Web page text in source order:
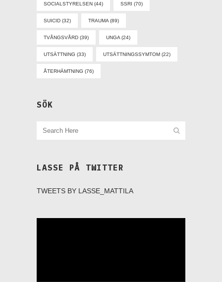
SOCIALSTYRELSEN (44) SSRI (70)
SUICID (32) TRAUMA (89)
TVÅNGSVÅRD (39) UNGA (24)
UTSÄTTNING (33) UTSÄTTNINGSSYMTOM (22)
ÅTERHÄMTNING (76)
SÖK
LASSE PÅ TWITTER
TWEETS BY LASSE_MATTILA